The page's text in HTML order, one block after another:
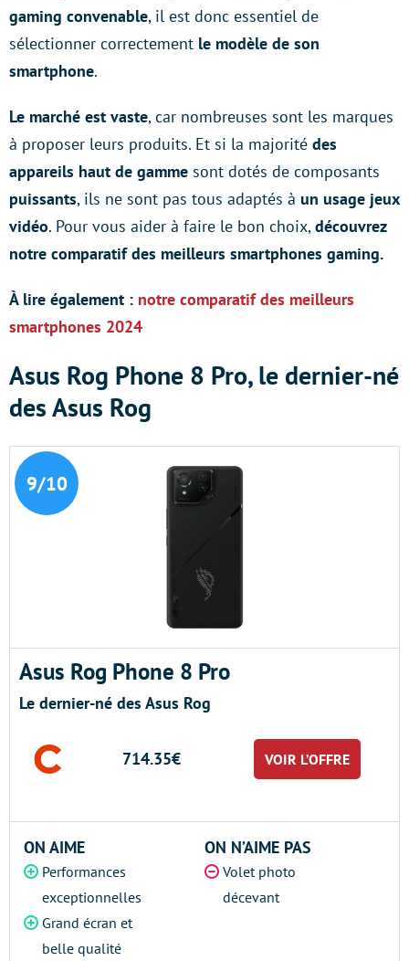
gaming convenable, il est donc essentiel de
sélectionner correctement le modèle de son
smartphone.
Le marché est vaste, car nombreuses sont les marques
à proposer leurs produits. Et si la majorité des
appareils haut de gamme sont dotés de composants
puissants, ils ne sont pas tous adaptés à un usage jeux
vidéo. Pour vous aider à faire le bon choix,découvrez
notre comparatif des meilleurs smartphones gaming.
À lire également : notre comparatif des meilleurs
smartphones 2024
Asus Rog Phone 8 Pro, le dernier-né
des Asus Rog
9/10
Asus Rog Phone 8 Pro
Le dernier-né des Asus Rog
714.35€ VOIR L’OFFRE
ON AIME
Performances
exceptionnelles
Grand écran et
belle qualité
ON N’AIME PAS
Volet photo
décevant